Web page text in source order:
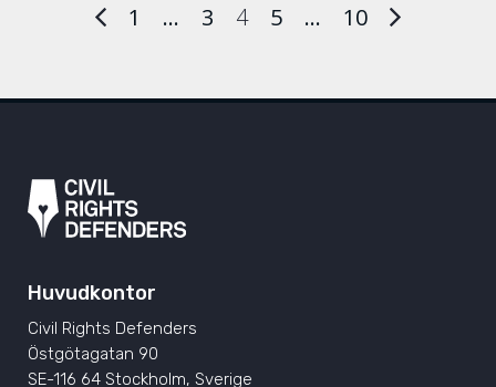
1 … 3 4 5 … 10
Huvudkontor
Civil Rights Defenders
Östgötagatan 90
SE-116 64 Stockholm, Sverige